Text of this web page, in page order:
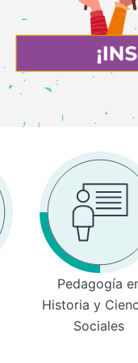
Pedagogía
Historia y
Sociales